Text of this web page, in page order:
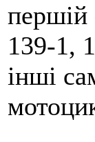
першій
139-1,
інші